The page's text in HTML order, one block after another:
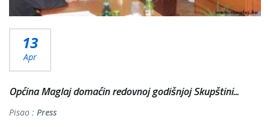
13
Apr
Općina Maglaj domaćin redovnoj godišnjoj Skupštini...
Pisao : Press